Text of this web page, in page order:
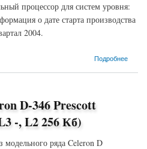
процессор для систем уровня:
о дате старта производства
2004.
Подробнее
(2667MHz, LGA775, L3 -, L2 256 Кб)
D-346 Prescott
-, L2 256 Кб)
ряда Celeron D